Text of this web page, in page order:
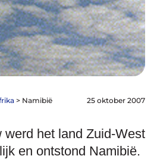
> Namibië 25 oktober 2007
werd het land Zuid-West
en ontstond Namibië.